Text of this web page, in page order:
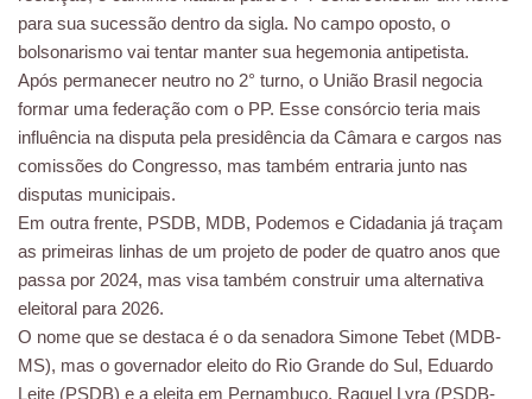
para sua sucessão dentro da sigla. No campo oposto, o
bolsonarismo vai tentar manter sua hegemonia antipetista.
Após permanecer neutro no 2° turno, o União Brasil negocia
formar uma federação com o PP. Esse consórcio teria mais
influência na disputa pela presidência da Câmara e cargos nas
comissões do Congresso, mas também entraria junto nas
disputas municipais.
Em outra frente, PSDB, MDB, Podemos e Cidadania já traçam
as primeiras linhas de um projeto de poder de quatro anos que
passa por 2024, mas visa também construir uma alternativa
eleitoral para 2026.
O nome que se destaca é o da senadora Simone Tebet (MDB-
MS), mas o governador eleito do Rio Grande do Sul, Eduardo
Leite (PSDB) e a eleita em Pernambuco, Raquel Lyra (PSDB-